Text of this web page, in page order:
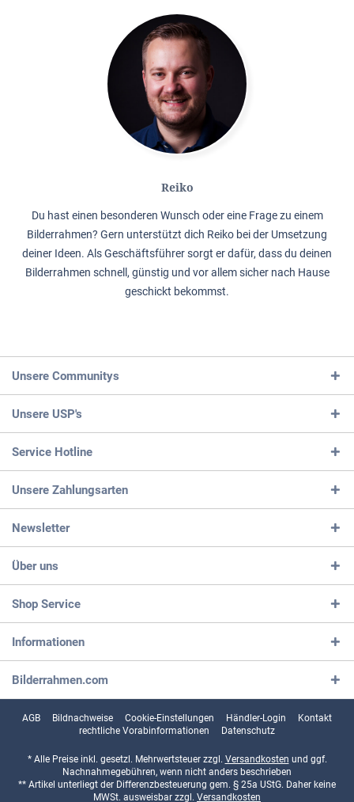
Reiko
Du hast einen besonderen Wunsch oder eine Frage zu einem
Bilderrahmen? Gern unterstützt dich Reiko bei der Umsetzung
deiner Ideen. Als Geschäftsführer sorgt er dafür, dass du deinen
Bilderrahmen schnell, günstig und vor allem sicher nach Hause
geschickt bekommst.
Unsere Communitys
Unsere USP's
Service Hotline
Unsere Zahlungsarten
Newsletter
Über uns
Shop Service
Informationen
Bilderrahmen.com
AGB Bildnachweise Cookie-Einstellungen Händler-Login
Kontakt
rechtliche Vorabinformationen
Datenschutz
* Alle Preise inkl. gesetzl. Mehrwertsteuer zzgl. Versandkosten und ggf.
Nachnahmegebühren, wenn nicht anders beschrieben
** Artikel unterliegt der Differenzbesteuerung gem. § 25a UStG. Daher keine
MWSt. ausweisbar zzgl. Versandkosten